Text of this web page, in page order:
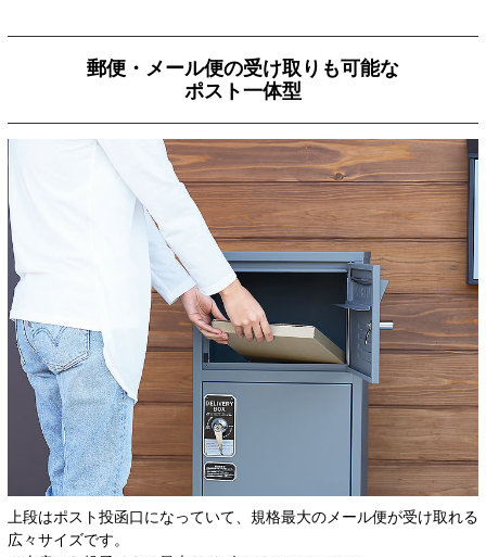
郵便・メール便の受け取りも可能な
ポスト一体型
上段はポスト投函口になっていて、規格最大のメール便が受け取れる
広々サイズです。